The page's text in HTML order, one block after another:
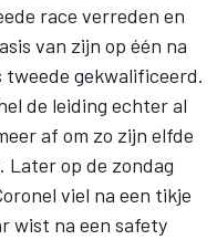
race verreden en
van zijn op één na
gekwalificeerd.
de leiding echter al
af om zo zijn elfde
Later op de zondag
viel na een tikje
wist na een safety